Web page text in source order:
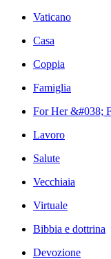
Vaticano
Casa
Coppia
Famiglia
For Her &#038;
Lavoro
Salute
Vecchiaia
Virtuale
Bibbia e dottrina
Devozione